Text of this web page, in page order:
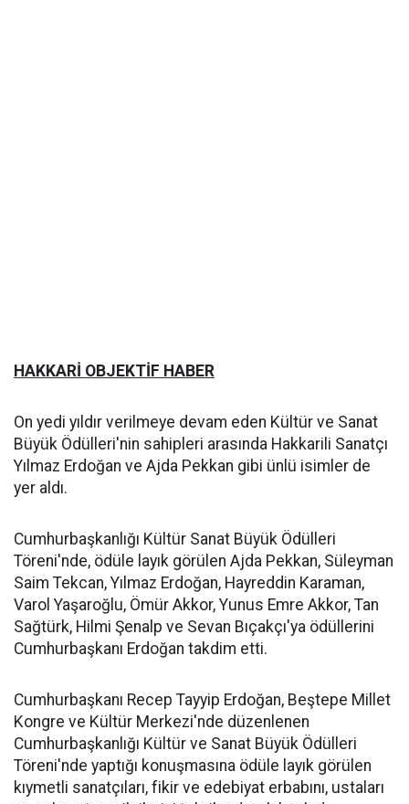
HAKKARİ OBJEKTİF HABER
On yedi yıldır verilmeye devam eden Kültür ve Sanat
Büyük Ödülleri'nin sahipleri arasında Hakkarili Sanatçı
Yılmaz Erdoğan ve Ajda Pekkan gibi ünlü isimler de
yer aldı.
Cumhurbaşkanlığı Kültür Sanat Büyük Ödülleri
Töreni'nde, ödüle layık görülen Ajda Pekkan, Süleyman
Saim Tekcan, Yılmaz Erdoğan, Hayreddin Karaman,
Varol Yaşaroğlu, Ömür Akkor, Yunus Emre Akkor, Tan
Sağtürk, Hilmi Şenalp ve Sevan Bıçakçı'ya ödüllerini
Cumhurbaşkanı Erdoğan takdim etti.
Cumhurbaşkanı Recep Tayyip Erdoğan, Beştepe Millet
Kongre ve Kültür Merkezi'nde düzenlenen
Cumhurbaşkanlığı Kültür ve Sanat Büyük Ödülleri
Töreni'nde yaptığı konuşmasına ödüle layık görülen
kıymetli sanatçıları, fikir ve edebiyat erbabını, ustaları